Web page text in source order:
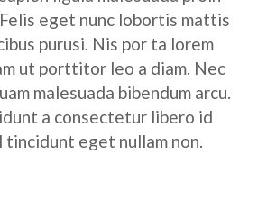
eget nunc lobortis mattis
purusi. Nis por ta lorem
ut porttitor leo a diam. Nec
malesuada bibendum arcu.
a consectetur libero id
tincidunt eget nullam non.